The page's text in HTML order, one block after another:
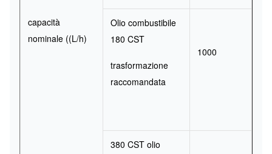
capacità
nominale ((L/h)
Olio combustibile
180 CST
trasformazione
raccomandata
1000
380 CST olio